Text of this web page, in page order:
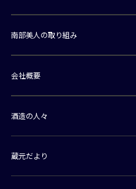
南部美人の取り組み
会社概要
酒造の人々
蔵元だより